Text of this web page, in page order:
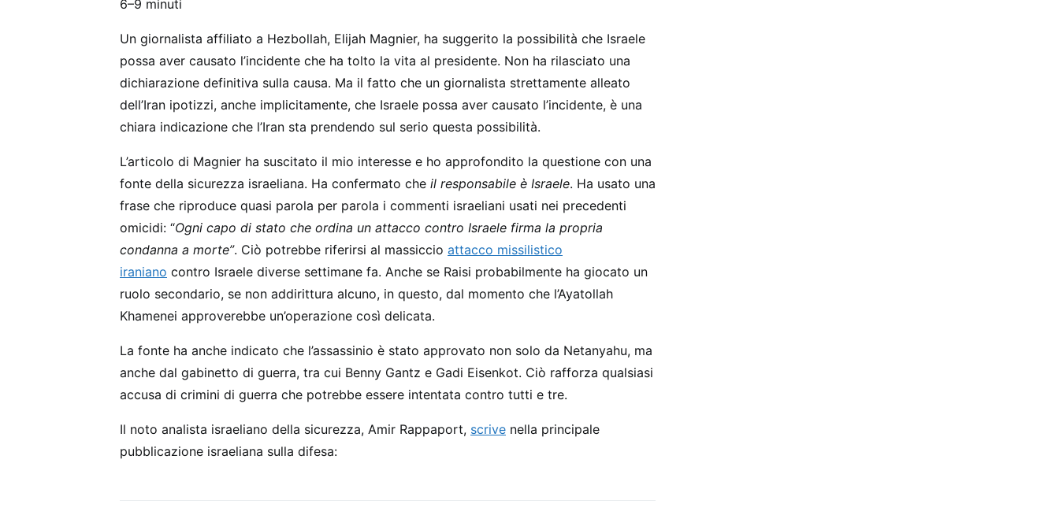
6–9 minuti
Un giornalista affiliato a Hezbollah, Elijah Magnier, ha suggerito la possibilità che Israele
possa aver causato l’incidente che ha tolto la vita al presidente. Non ha rilasciato una
dichiarazione definitiva sulla causa. Ma il fatto che un giornalista strettamente alleato
dell’Iran ipotizzi, anche implicitamente, che Israele possa aver causato l’incidente, è una
chiara indicazione che l’Iran sta prendendo sul serio questa possibilità.
L’articolo di Magnier ha suscitato il mio interesse e ho approfondito la questione con una
fonte della sicurezza israeliana. Ha confermato che il responsabile è Israele. Ha usato una
frase che riproduce quasi parola per parola i commenti israeliani usati nei precedenti
omicidi: “Ogni capo di stato che ordina un attacco contro Israele firma la propria
condanna a morte”. Ciò potrebbe riferirsi al massiccio attacco missilistico
iraniano contro Israele diverse settimane fa. Anche se Raisi probabilmente ha giocato un
ruolo secondario, se non addirittura alcuno, in questo, dal momento che l’Ayatollah
Khamenei approverebbe un’operazione così delicata.
La fonte ha anche indicato che l’assassinio è stato approvato non solo da Netanyahu, ma
anche dal gabinetto di guerra, tra cui Benny Gantz e Gadi Eisenkot. Ciò rafforza qualsiasi
accusa di crimini di guerra che potrebbe essere intentata contro tutti e tre.
Il noto analista israeliano della sicurezza, Amir Rappaport, scrive nella principale
pubblicazione israeliana sulla difesa: